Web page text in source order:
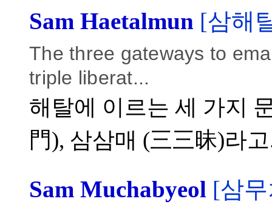
Sam Haetalmun [삼해
The three gateways to
triple liberat...
해탈에 이르는 세 가지
門), 삼삼매 (三三昧)라
Sam Muchabyeol [삼